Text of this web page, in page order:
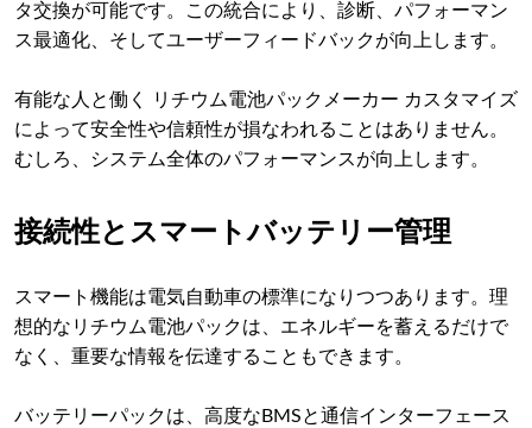
タ交換が可能です。この統合により、診断、パフォーマン
ス最適化、そしてユーザーフィードバックが向上します。
有能な人と働く リチウム電池パックメーカー カスタマイズ
によって安全性や信頼性が損なわれることはありません。
むしろ、システム全体のパフォーマンスが向上します。
接続性とスマートバッテリー管理
スマート機能は電気自動車の標準になりつつあります。理
想的なリチウム電池パックは、エネルギーを蓄えるだけで
なく、重要な情報を伝達することもできます。
バッテリーパックは、高度なBMSと通信インターフェース